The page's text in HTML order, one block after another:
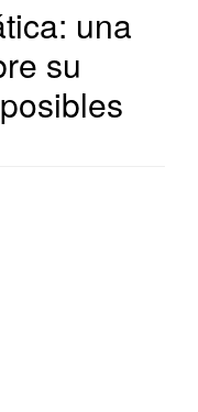
una
su